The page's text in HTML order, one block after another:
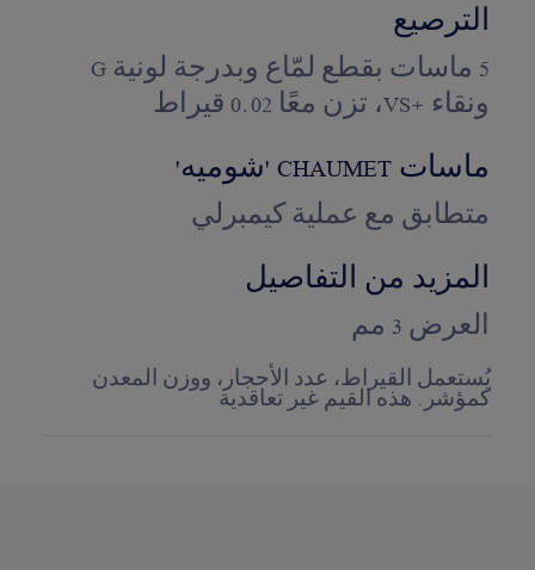
الترصيع
5 ماسات بقطع لمّاع وبدرجة لونية G
ونقاء +VS، تزن معًا 0.02 قيراط
ماسات CHAUMET 'شوميه'
متطابق مع عملية كيمبرلي
المزيد من التفاصيل
العرض 3 مم
يُستعمل القيراط، عدد الأحجار، ووزن المعدن
كمؤشر. هذه القيم غير تعاقدية